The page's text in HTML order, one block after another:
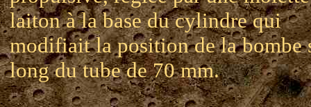
laiton à la base du cylindre qui
modifiait la position de la bombe
long du tube de 70 mm.